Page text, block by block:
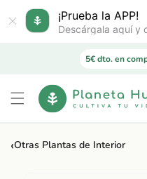
¡Prueba la APP!
Descárgala aquí y
directamente
al contenido
5€ dto. en
‹Otras Plantas de Interior